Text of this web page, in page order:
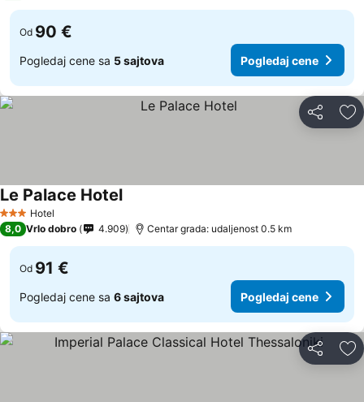
Od 90 €
Pogledaj cene sa 5 sajtova Pogledaj cene
Deli
3 Zvezdice
Hotel
Le Palace Hotel
8,0 Vrlo dobro 4.909 Centar grada: udaljenost 0.5 km
Od 91 €
Pogledaj cene sa 6 sajtova Pogledaj cene
Deli